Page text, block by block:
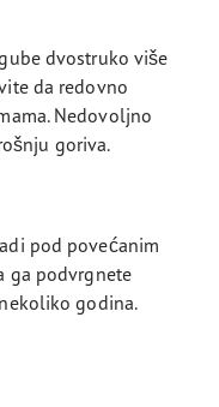
dvostruko više
da redovno
Nedovoljno
goriva.
pod povećanim
ga podvrgnete
godina.